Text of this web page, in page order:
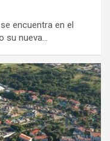
encuentra en el
su nueva…